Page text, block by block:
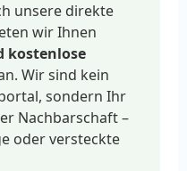
unsere direkte
wir Ihnen
kostenlose
Wir sind kein
sondern Ihr
Nachbarschaft –
oder versteckte